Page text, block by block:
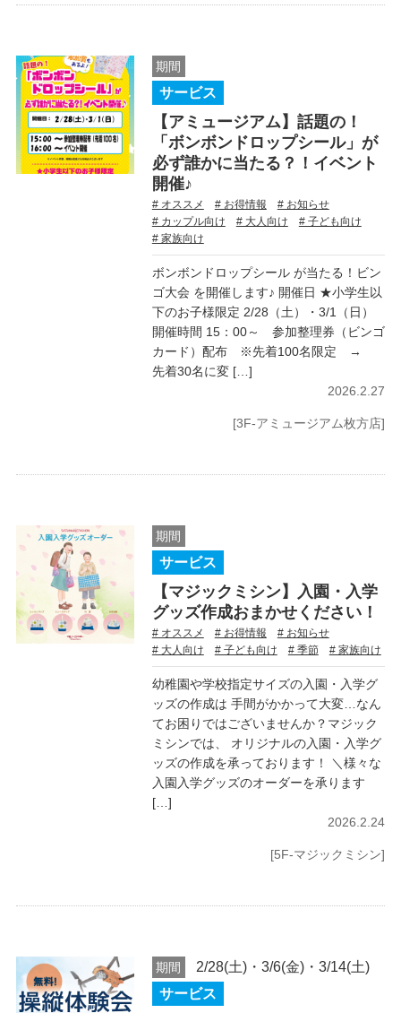
期間
サービス
【アミュージアム】話題の！
「ボンボンドロップシール」が
必ず誰かに当たる？！イベント
開催♪
# オススメ # お得情報
# お知らせ
# カップル向け
# 大人向け
# 子ども向け
# 家族向け
ボンボンドロップシール が当たる！ビン
ゴ大会 を開催します♪ 開催日 ★小学生以
下のお子様限定 2/28（土）・3/1（日）
開催時間 15：00～ 参加整理券（ビンゴ
カード）配布 ※先着100名限定 →
先着30名に変 […]
2026.2.27
[3F-アミュージアム枚方店]
期間
サービス
【マジックミシン】入園・入学
グッズ作成おまかせください！
# オススメ # お得情報
# お知らせ
# 大人向け
# 子ども向け # 季節 # 家族向け
幼稚園や学校指定サイズの入園・入学グ
ッズの作成は 手間がかかって大変…なん
てお困りではございませんか？マジック
ミシンでは、 オリジナルの入園・入学グ
ッズの作成を承っております！ ＼様々な
入園入学グッズのオーダーを承ります
[…]
2026.2.24
[5F-マジックミシン]
期間 2/28(土)・3/6(金)・3/14(土)
サービス